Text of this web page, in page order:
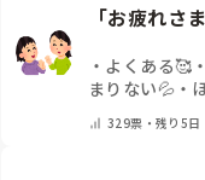
「お疲れさ
・ よくある🥰 ・
まりない💦 ・
329票・残り5日